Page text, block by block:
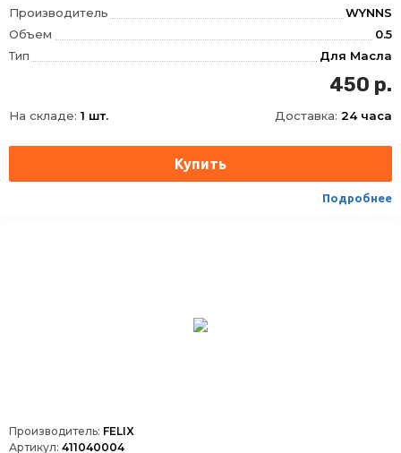
Производитель
WYNNS
Объем
0.5
Тип
Для Масла
450 р.
На складе: 1 шт. Доставка: 24 часа
Подробнее
Производитель: FELIX
Артикул: 411040004